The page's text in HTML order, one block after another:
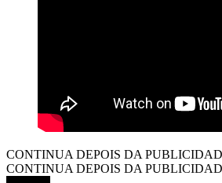
CONTINUA DEPOIS DA
CONTINUA DEPOIS DA